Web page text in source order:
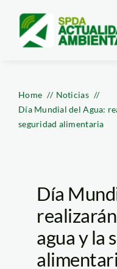
content
Home
Noticias
Día Mundial del Agua:
seguridad alimentaria
Día
agua y la